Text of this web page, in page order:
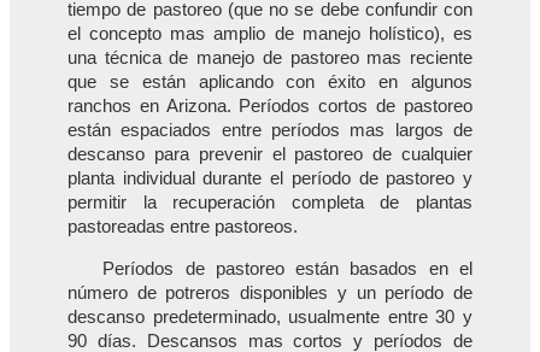
tiempo de pastoreo (que no se debe confundir con
el concepto mas amplio de manejo holístico), es
una técnica de manejo de pastoreo mas reciente
que se están aplicando con éxito en algunos
ranchos en Arizona. Períodos cortos de pastoreo
están espaciados entre períodos mas largos de
descanso para prevenir el pastoreo de cualquier
planta individual durante el período de pastoreo y
permitir la recuperación completa de plantas
pastoreadas entre pastoreos.
Períodos de pastoreo están basados en el
número de potreros disponibles y un período de
descanso predeterminado, usualmente entre 30 y
90 días. Descansos mas cortos y períodos de